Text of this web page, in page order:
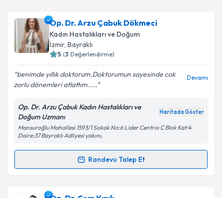
Op. Dr. Lyudmyla Kadıoğlu için randevu takvimi
talebi oluşturun. Size bu uzmandan randevu almanız
için bir takvim hazırlandığında e-posta ile
bilgilendireceğiz.
E-posta Adresiniz
Kişisel verilerimin işlenmesine ilişkin
Metni'ni okudum ve kişisel verilerimin belirtilen
kapsamda işlenmesini kabul ediyorum.
Takvim Talebini Gönder
Op. Dr. Arzu Çabuk Dökmeci
Kadın Hastalıkları ve Doğum
İzmir, Bayraklı
5 (3 Değerlendirme)
benimde yıllık doktorum.Doktorumun sayesinde cok
zorlu dönemleri atlattım.....
Devamı
Op. Dr. Arzu Çabuk Kadın Hastalıkları ve
Doğum Uzmanı
Haritada Göster
Mansuroğlu Mahallesi 1593/1 Sokak No:6 Lider Centrio C Blok Kat:4
Daire:37 Bayraklı Adliyesi yakını,
Randevu Talep Et
Randevu Takvimi Talebi